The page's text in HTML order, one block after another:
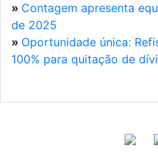
» Contagem apresenta
de 2025
» Oportunidade única:
100% para quitação de